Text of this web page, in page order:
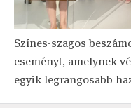
Színes-szagos
eseményt, amelynek
egyik legrangosabb